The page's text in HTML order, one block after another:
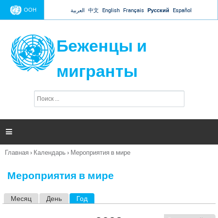
Jump to navigation
ООН العربية 中文 English Français Русский Español
Беженцы и
мигранты
п
и

Вы
Главная › Календарь › Мероприятия в мире
Мероприятия в мире
Месяц День Год